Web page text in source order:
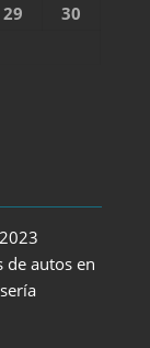
29
30
de autos en